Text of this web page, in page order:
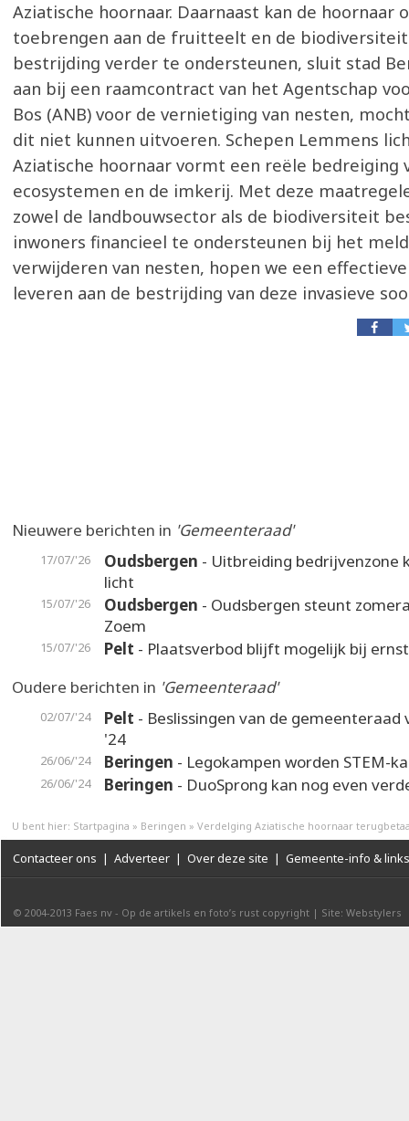
Aziatische hoornaar. Daarnaast kan de hoornaar
toebrengen aan de fruitteelt en de
bestrijding verder te ondersteunen, sluit stad
aan bij een raamcontract van het Agentschap
Bos (ANB) voor de vernietiging van nesten,
dit niet kunnen uitvoeren. Schepen Lemmens
Aziatische hoornaar vormt een reële bedreiging
ecosystemen en de imkerij. Met deze
zowel de landbouwsector als de biodiversiteit
inwoners financieel te ondersteunen bij het
verwijderen van nesten, hopen we een
leveren aan de bestrijding van deze invasieve
Nieuwere berichten in 'Gemeenteraad'
17/07/'26 Oudsbergen - Uitbreiding bedrijvenzone
licht
15/07/'26 Oudsbergen - Oudsbergen steunt
Zoem
15/07/'26 Pelt - Plaatsverbod blijft mogelijk bij
Oudere berichten in 'Gemeenteraad'
02/07/'24 Pelt - Beslissingen van de gemeenteraad
'24
26/06/'24 Beringen - Legokampen worden STEM-
26/06/'24 Beringen - DuoSprong kan nog even
U bent hier: Startpagina » Beringen » Verdelging Aziatische hoornaar
Contacteer ons | Adverteer | Over deze site | Gemeente-info & links
© 2004-2013 Faes nv - Op de artikels en foto’s rust copyright | Site: Webstylers